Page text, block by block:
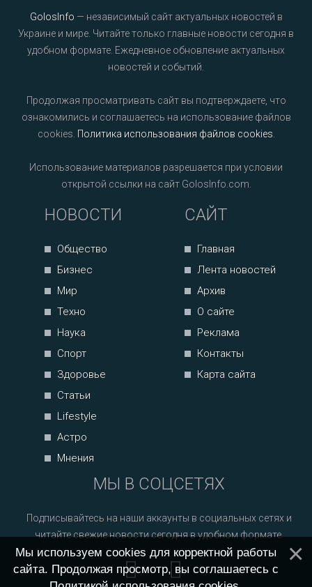
GolosInfo — независимый сайт актуальных новостей в
Украине и мире. Читайте только главные новости сегодня в
удобном формате. Ежедневное обновление актуальных
новостей и событий.
Продолжая просматривать сайт вы подтверждаете, что
ознакомились и соглашаетесь на использование файлов
cookies. Политика использования файлов cookies
Использование материалов разрешается при условии
открытой ссылки на сайт GolosInfo.com.
НОВОСТИ
Общество
Бизнес
Мир
Техно
Наука
Спорт
Здоровье
Статьи
Lifestyle
Астро
Мнения
САЙТ
Главная
Лента новостей
Архив
О сайте
Реклама
Контакты
Карта сайта
МЫ В СОЦСЕТЯХ
Подписывайтесь на наши аккаунты в социальных сетях и
читайте свежие новости сегодня в удобном формате.
Мы используем cookies для корректной работы
сайта. Продолжая просмотр, вы соглашаетесь с